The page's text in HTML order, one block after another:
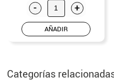
- +
AÑADIR
Categorías